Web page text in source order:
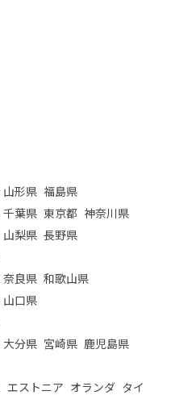
山形県 福島県
千葉県 東京都 神奈川県
山梨県 長野県
奈良県 和歌山県
山口県
大分県 宮崎県 鹿児島県
エストニア オランダ タイ